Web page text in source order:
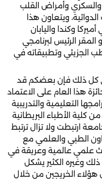
وأمراض القلب
ويتعاون هذا
وكندا واليابان
المقر الرئيس لبرنامجي
الجزيئي وتطبيقاته في
كل ذلك فإن بعضكم قد
هذا العام على الاعتماد
التعليمية والتدريبية
كلية الأطباء البريطانية
ارتبطت ولا تزال ترتبط
الطبي والعلمي مع
علمي عالمية وعريقة في
وغيره الكثير يشكل
هؤلاء الخريجين من خلال